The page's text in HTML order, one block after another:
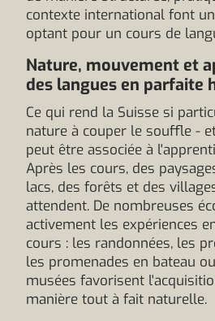
contexte international font
optant pour un cours de
Nature, mouvement et
des langues en parfaite
Ce qui rend la Suisse si
nature à couper le souffle -
peut être associée à
Après les cours, des
lacs, des forêts et des
attendent. De nombreuses
activement les expériences
cours : les randonnées, les
les promenades en bateau
musées favorisent
manière tout à fait naturelle.